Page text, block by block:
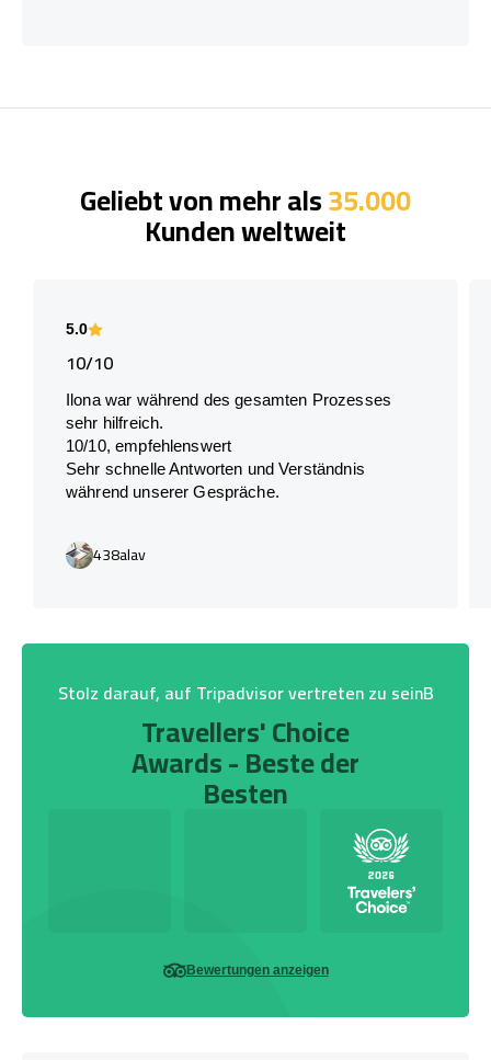
Geliebt von mehr als35.000
Kunden weltweit
5.0
10/10
Ilona war während des gesamten Prozesses
sehr hilfreich.
10/10, empfehlenswert
Sehr schnelle Antworten und Verständnis
während unserer Gespräche.
438alav
Stolz darauf, auf Tripadvisor vertreten zu seinB
Travellers' Choice
Awards - Beste der
Besten
Bewertungen anzeigen